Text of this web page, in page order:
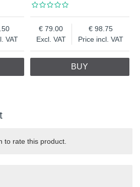
VAT
Excl. VAT
79.00
Price incl. VAT
98.75
BUY
to rate this product.